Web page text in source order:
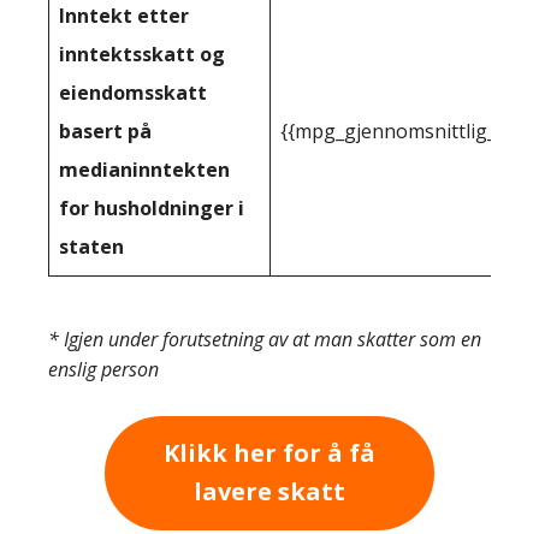
Inntekt etter
inntektsskatt og
eiendomsskatt
basert på
medianinntekten
for husholdninger i
staten
* Igjen under forutsetning av at man skatter som en
enslig person
Klikk her for å få
lavere skatt